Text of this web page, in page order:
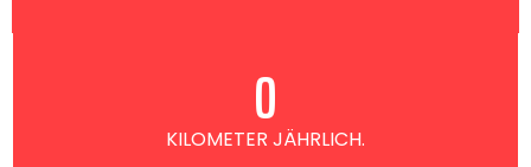
KILOMETER JÄHRLICH.
0